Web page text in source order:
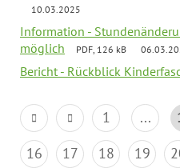
10.03.2025
Information -
möglich
PDF, 126 kB
Bericht - Rückblick
1 ...
16
17 18 19